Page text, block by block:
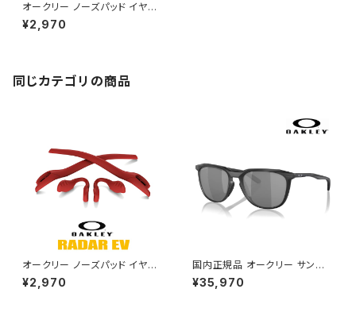
オークリー ノーズパッド イヤー
ソック パーツ 101-447-013
【レーダーイーヴイ Radar EV】
ー
¥2,970
同じカテゴリの商品
オークリー ノーズパッド イヤー
ソック パーツ 101-447-003
【レーダーイーブイ Radar EV】
¥2,970
国内正規品 オークリー サングラ
ス oo9286a-0154 OAKLEY
thurso a Low Bridge Fit 92
¥35,970